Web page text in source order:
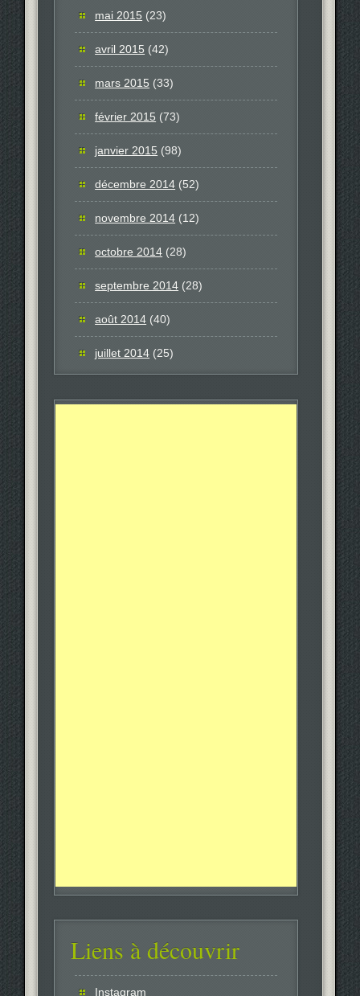
mai 2015 (23)
avril 2015 (42)
mars 2015 (33)
février 2015 (73)
janvier 2015 (98)
décembre 2014 (52)
novembre 2014 (12)
octobre 2014 (28)
septembre 2014 (28)
août 2014 (40)
juillet 2014 (25)
Liens à découvrir
Instagram